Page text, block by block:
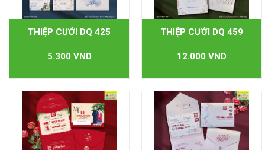
THIỆP CƯỚI DQ 425
5.300 VND
THIỆP CƯỚI DQ 459
12.000 VND